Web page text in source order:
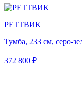
РЕТТВИК
Тумба, 233 см, серо-
372 800 ₽